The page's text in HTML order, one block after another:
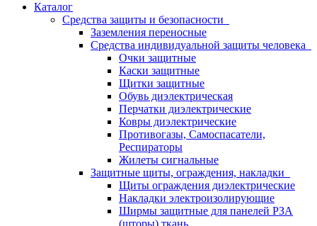
Каталог
Средства защиты и безопасности
Заземления переносные
Средства индивидуальной защиты человека
Очки защитные
Каски защитные
Щитки защитные
Обувь диэлектрическая
Перчатки диэлектрические
Ковры диэлектрические
Противогазы, Самоспасатели,
Респираторы
Жилеты сигнальные
Защитные щиты, ограждения, накладки
Щиты ограждения диэлектрические
Накладки электроизолирующие
Ширмы защитные для панелей РЗА
(шторы) ткань